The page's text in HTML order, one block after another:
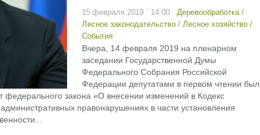
15 февраля 2019 ` 14:00 Деревообработка/
Лесное законодательство/ Лесное хозяйство/
События
Вчера, 14 февраля 2019 на пленарном
заседании Государственной Думы
Федерального Собрания Российской
Федерации депутатами в первом чтении был
федерального закона «О внесении изменений в Кодекс
правонарушениях в части установления